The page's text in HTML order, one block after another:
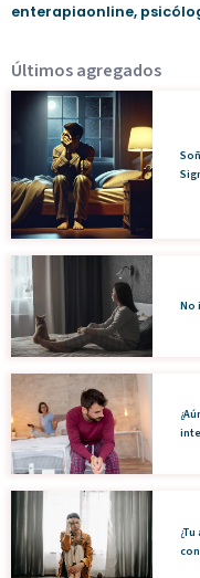
enterapiaonline,
Últimos agregados
No